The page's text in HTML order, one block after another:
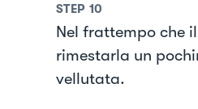
STEP 10
Nel frattempo che
rimestarla un
vellutata.